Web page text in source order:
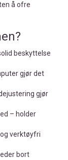
å ofre
beskyttelse
gjør det
gjør
– holder
verktøyfri
bort